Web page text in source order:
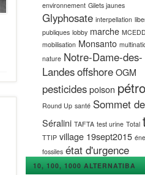
environnement Gilets jaunes
Glyphosate interpellation
publiques lobby marche MCEDD
mobilisation Monsanto
nature Notre-Dame-des-
LandesoffshoreOGM
pesticidespoison
Round Up santé Sommet
Séralini TAFTA test urine Total
TTIP village 19sept2015
fossiles état d'urgence
10, 100, 1000 ALTERNATIBA